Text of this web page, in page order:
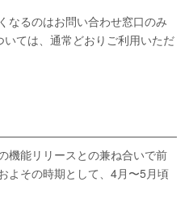
なるのはお問い合わせ窓口のみ
ては、通常どおりご利用いただ
機能リリースとの兼ね合いで前
よその時期として、4月〜5月頃